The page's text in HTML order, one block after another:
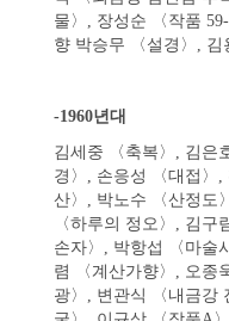
물〉, 장성순 〈작품
향 박승무 〈설경〉, 김
-1960년대
김세중 〈축복〉, 김은
경〉, 손응성 〈대접〉
산〉, 박노수 〈산정도
〈하루의 정오〉, 김
손자〉, 박항섭 〈마술
렴 〈계산가향〉, 오종
광〉, 변관식 〈내금강